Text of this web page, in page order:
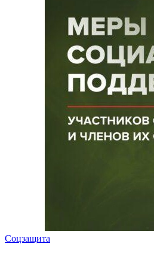
Соцзащита